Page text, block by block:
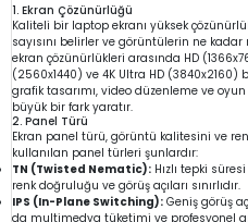
1. Ekran Çözünürlüğü
Kaliteli bir laptop ekranı yüksek
sayısını belirler ve görüntülerin ne
ekran çözünürlükleri arasında HD
(2560x1440) ve 4K Ultra HD (3840x2160)
grafik tasarımı, video düzenleme ve
büyük bir fark yaratır.
2. Panel Türü
Ekran panel türü, görüntü kalitesini ve
kullanılan panel türleri şunlardır:
TN (Twisted Nematic): Hızlı tepki
renk doğruluğu ve görüş açıları sınırlıdır.
IPS (In-Plane Switching): Geniş görüş
da multimedya tüketimi ve profesyonel